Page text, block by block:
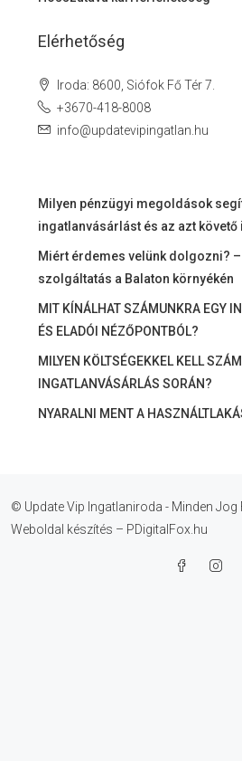
Elérhetőség
Iroda: 8600, Siófok Fő Tér 7.
+3670-418-8008
info@updatevipingatlan.hu
Milyen pénzügyi megoldások
ingatlanvásárlást és az azt követő
Miért érdemes velünk dolgozni?
szolgáltatás a Balaton környékén
MIT KÍNÁLHAT SZÁMUNKRA EGY
ÉS ELADÓI NÉZŐPONTBÓL?
MILYEN KÖLTSÉGEKKEL KELL
INGATLANVÁSÁRLÁS SORÁN?
NYARALNI MENT A
© Update Vip Ingatlaniroda - Minden Jog
Weboldal készítés – PDigitalFox.hu